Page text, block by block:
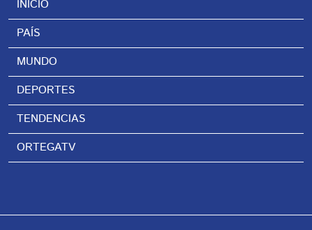
INICIO
PAÍS
MUNDO
DEPORTES
TENDENCIAS
ORTEGATV